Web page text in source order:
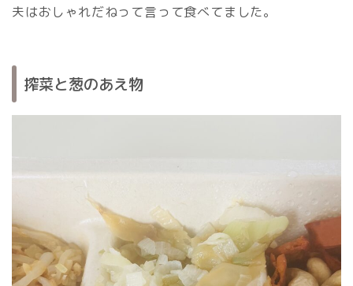
夫はおしゃれだねって言って食べてました。
搾菜と葱のあえ物